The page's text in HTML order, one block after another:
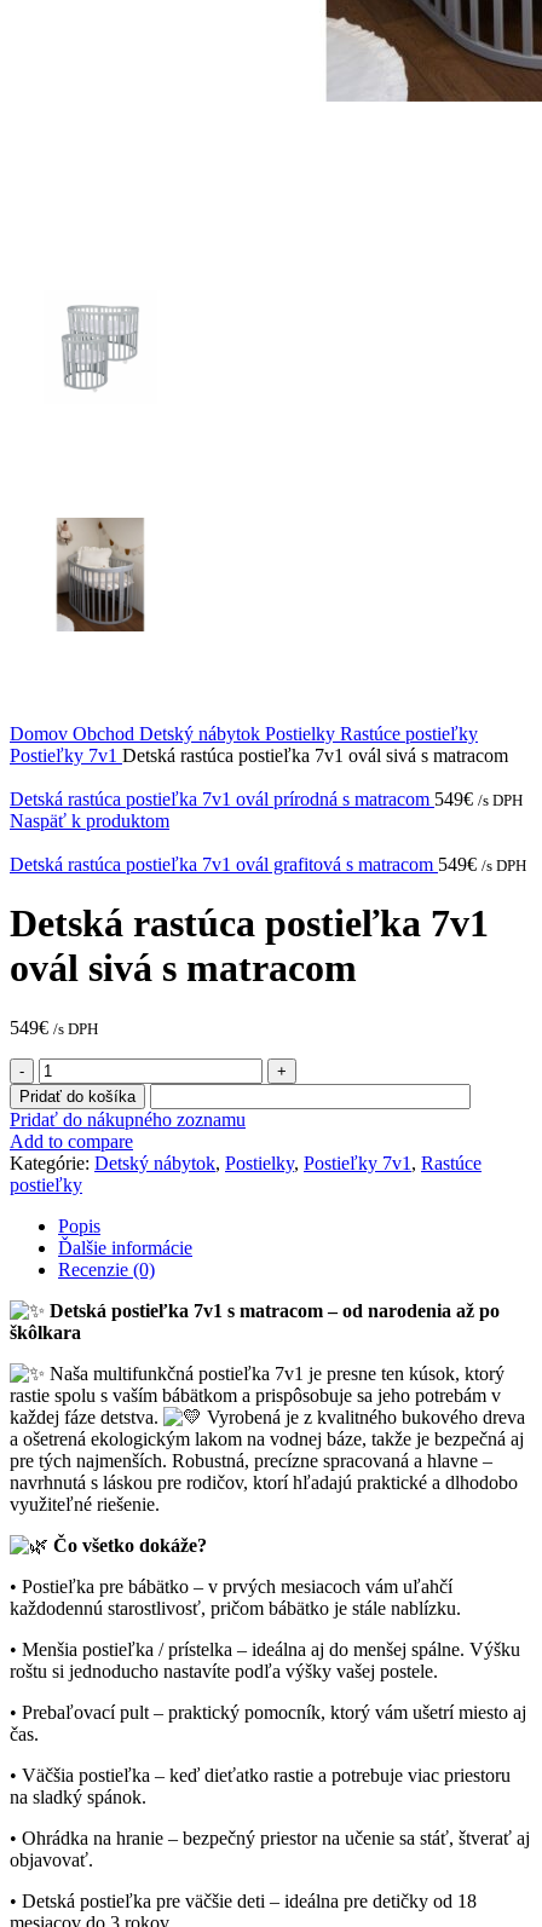
Domov Obchod Detský nábytok Postielky Rastúce postieľky
Postieľky 7v1 Detská rastúca postieľka 7v1 ovál sivá s matracom
Detská rastúca postieľka 7v1 ovál prírodná s matracom 549€ /s DPH
Naspäť k produktom
Detská rastúca postieľka 7v1 ovál grafitová s matracom 549€ /s DPH
Detská rastúca postieľka 7v1
ovál sivá s matracom
549€ /s DPH
množstvo
Detská
rastúca
postieľka
7v1
ovál
sivá
s
matracom
Pridať do košíka
Pridať do nákupného zoznamu
Add to compare
Kategórie: Detský nábytok, Postielky, Postieľky 7v1 , Rastúce
postieľky
Popis
Ďalšie informácie
Recenzie (0)
Detská postieľka 7v1 s matracom – od narodenia až po
škôlkara
Naša multifunkčná postieľka 7v1 je presne ten kúsok, ktorý
rastie spolu s vaším bábätkom a prispôsobuje sa jeho potrebám v
každej fáze detstva.
Vyrobená je z kvalitného bukového dreva
a ošetrená ekologickým lakom na vodnej báze, takže je bezpečná aj
pre tých najmenších. Robustná, precízne spracovaná a hlavne –
navrhnutá s láskou pre rodičov, ktorí hľadajú praktické a dlhodobo
využiteľné riešenie.
Čo všetko dokáže?
• Postieľka pre bábätko – v prvých mesiacoch vám uľahčí
každodennú starostlivosť, pričom bábätko je stále nablízku.
• Menšia postieľka / prístelka – ideálna aj do menšej spálne. Výšku
roštu si jednoducho nastavíte podľa výšky vašej postele.
• Prebaľovací pult – praktický pomocník, ktorý vám ušetrí miesto aj
čas.
• Väčšia postieľka – keď dieťatko rastie a potrebuje viac priestoru
na sladký spánok.
• Ohrádka na hranie – bezpečný priestor na učenie sa stáť, štverať aj
objavovať.
• Detská postieľka pre väčšie deti – ideálna pre detičky od 18
mesiacov do 3 rokov.